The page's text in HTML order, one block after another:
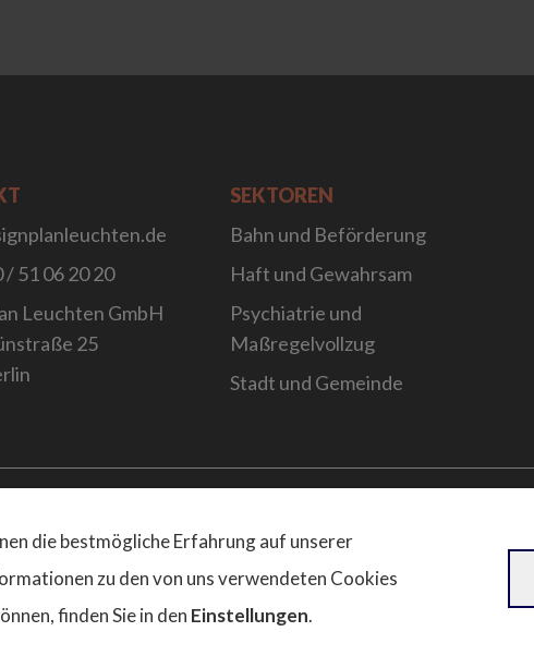
/ 51 06 20 20
Leuchten GmbH
25
SEKTOREN
Bahn und Beförderung
Haft und Gewahrsam
Psychiatrie und
Maßregelvollzug
Stadt und Gemeinde
Website Design
die bestmögliche Erfahrung auf unserer
zu den von uns verwendeten Cookies
finden Sie in den Einstellungen.